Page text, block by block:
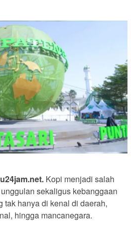
Kopi menjadi salah
sekaligus kebanggaan
tak hanya di kenal di daerah,
hingga mancanegara.